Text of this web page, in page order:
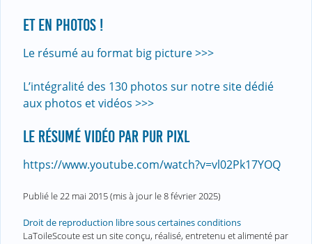
ET EN PHOTOS !
Le résumé au format big picture >>>
L’intégralité des 130 photos sur notre site dédié
aux photos et vidéos >>>
LE RÉSUMÉ VIDÉO PAR PUR PIXL
https://www.youtube.com/watch?v=vl02Pk17YOQ
Publié le22 mai 2015(mis à jour le8 février 2025)
Droit de reproduction libre sous certaines conditions
LaToileScoute est un site conçu, réalisé, entretenu et alimenté par